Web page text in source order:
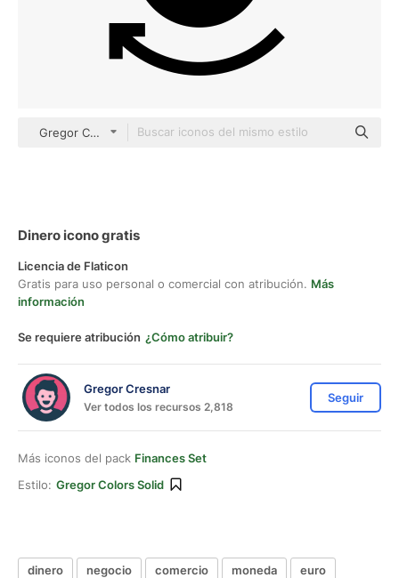
Gregor Colors Solid
Dinero icono gratis
Licencia de Flaticon
Gratis para uso personal o comercial con atribución. Más
información
Se requiere atribución ¿Cómo atribuir?
Gregor Cresnar
Ver todos los recursos 2,818
Seguir
Más iconos del pack Finances Set
Estilo: Gregor Colors Solid
dinero negocio comercio moneda
euro